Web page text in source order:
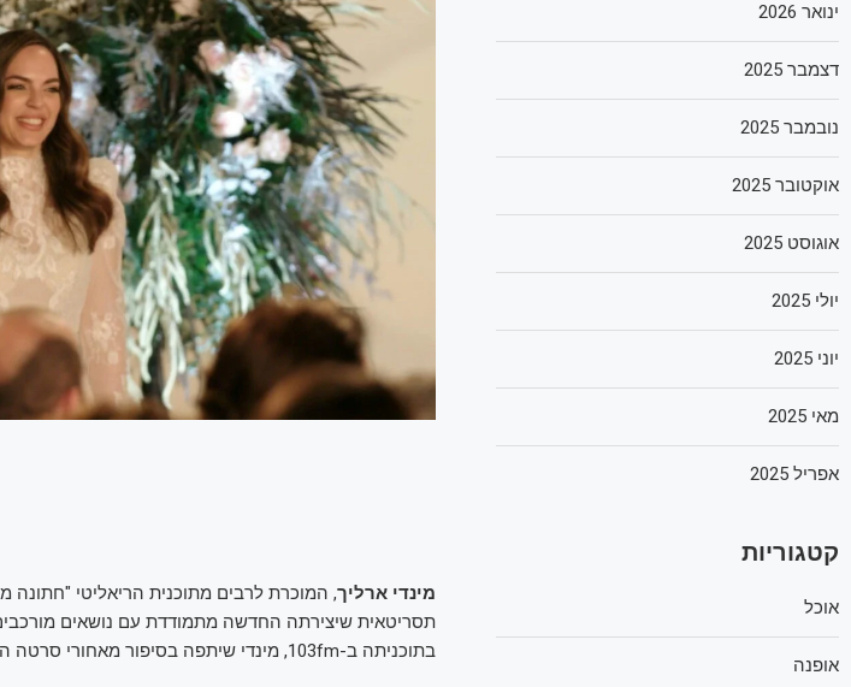
מינדי ארליך, המוכרת לרבים מתוכנית הריאליטי
תסריטאית שיצירתה החדשה מתמודדת עם נושאים
בתוכניתה ב-103fm, מינדי שיתפה בסיפור מאחורי סרטה החדש "פינק ליידי" בבימויו של
ינואר 2026
דצמבר 2025
נובמבר 2025
אוקטובר 2025
אוגוסט 2025
יולי 2025
יוני 2025
מאי 2025
אפריל 2025
קטגוריות
אוכל
אופנה